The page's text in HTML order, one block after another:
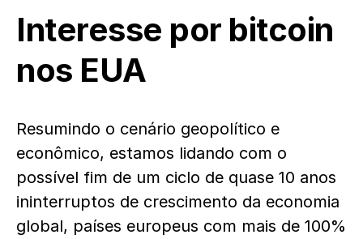
Interesse por bitcoin
nos EUA
Resumindo o cenário geopolítico e
econômico, estamos lidando com o
possível fim de um ciclo de quase 10 anos
ininterruptos de crescimento da economia
global, países europeus com mais de 100%